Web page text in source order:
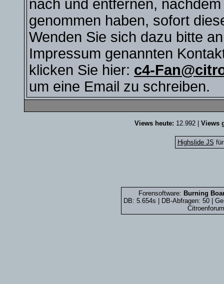
nach und entfernen,
genommen haben, sofort
Wenden Sie sich dazu bitte
Impressum genannten
klicken Sie hier: c4-
um eine Email zu schreiben.
Views heute: 12.992 | Views
Highslide JS
Forensoftware: Burning
DB: 5.654s | DB-Abfragen: 50 |